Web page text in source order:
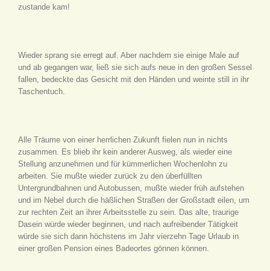
zustande kam!
Wieder sprang sie erregt auf. Aber nachdem sie einige Male auf
und ab gegangen war, ließ sie sich aufs neue in den großen Sessel
fallen, bedeckte das Gesicht mit den Händen und weinte still in ihr
Taschentuch.
Alle Träume von einer herrlichen Zukunft fielen nun in nichts
zusammen. Es blieb ihr kein anderer Ausweg, als wieder eine
Stellung anzunehmen und für kümmerlichen Wochenlohn zu
arbeiten. Sie mußte wieder zurück zu den überfüllten
Untergrundbahnen und Autobussen, mußte wieder früh aufstehen
und im Nebel durch die häßlichen Straßen der Großstadt eilen, um
zur rechten Zeit an ihrer Arbeitsstelle zu sein. Das alte, traurige
Dasein würde wieder beginnen, und nach aufreibender Tätigkeit
würde sie sich dann höchstens im Jahr vierzehn Tage Urlaub in
einer großen Pension eines Badeortes gönnen können.